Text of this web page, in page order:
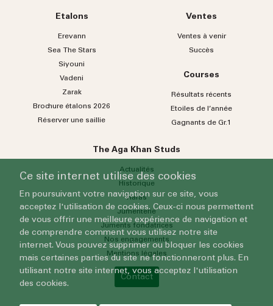
Etalons
Erevann
Sea TheStars
Siyouni
Vadeni
Zarak
Brochure étalons 2026
Réserver une saillie
Ventes
Ventes à venir
Succès
Courses
Résultats récents
Etoiles de l’année
Gagnants de Gr.1
The Aga Khan Studs
Actualités
Historique
Haras
Jumenterie
Juments fondatrices
Nos engagements
Mentions légales
Contact
Ce site internet utilise des cookies
En poursuivant votre navigation sur ce site, vous
acceptez l'utilisation de cookies. Ceux-ci nous permettent
de vous offrir une meilleure expérience de navigation et
de comprendre comment vous utilisez notre site
internet. Vous pouvez supprimer ou bloquer les cookies
mais certaines parties du site ne fonctionneront plus. En
utilisant notre site internet, vous acceptez l'utilisation
des cookies.